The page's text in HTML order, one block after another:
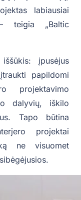
labiausiai
teigia „Baltic
įpusėjus
papildomi
projektavimo
dalyvių, iškilo
Tapo būtina
projektai
ne visuomet